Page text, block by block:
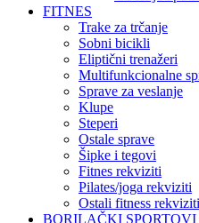
FITNES
Trake za trčanje
Sobni bicikli
Eliptični trenažeri
Multifunkcionalne
Sprave za veslanje
Klupe
Steperi
Ostale sprave
Šipke i tegovi
Fitnes rekviziti
Pilates/joga rekviziti
Ostali fitness rekviziti
BORILAČKI SPORTOVI